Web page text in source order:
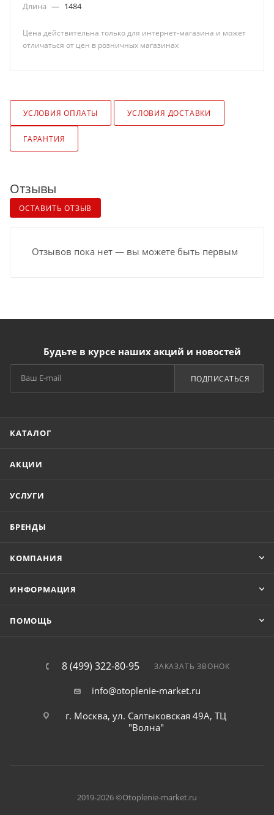
Длина — 1484
Цена действительна только для интернет-магазина и может
отличаться от цен в розничных магазинах
УСЛОВИЯ ОПЛАТЫ УСЛОВИЯ ДОСТАВКИ
ГАРАНТИЯ
Отзывы
ОСТАВИТЬ ОТЗЫВ
Отзывов пока нет — вы можете быть первым
Будьте в курсе наших акций и новостей
ПОДПИСАТЬСЯ
КАТАЛОГ
АКЦИИ
УСЛУГИ
БРЕНДЫ
КОМПАНИЯ
ИНФОРМАЦИЯ
ПОМОЩЬ
8 (499) 322-80-95 ЗАКАЗАТЬ ЗВОНОК
info@otoplenie-market.ru
г. Москва, ул. Салтыковская 49А, ТЦ
"Волна"
2019-2026 ©Otoplenie-market.ru